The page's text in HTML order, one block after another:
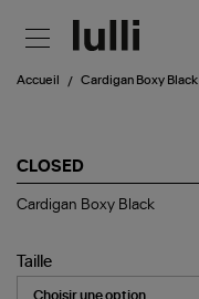
Accueil Cardigan Boxy Black
CLOSED
Cardigan
Cardigan Boxy Black
Taille